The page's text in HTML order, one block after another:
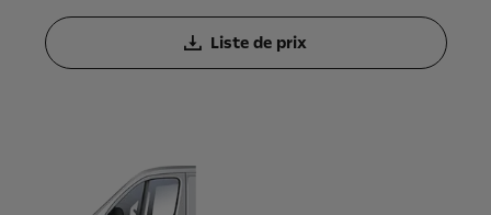
Liste de prix